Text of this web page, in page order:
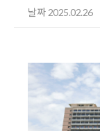
날짜 2025.02.26